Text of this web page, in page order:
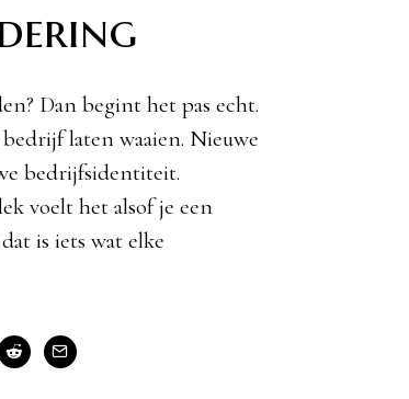
Dan begint het pas echt.
laten waaien. Nieuwe
bedrijfsidentiteit.
voelt het alsof je een
is iets wat elke